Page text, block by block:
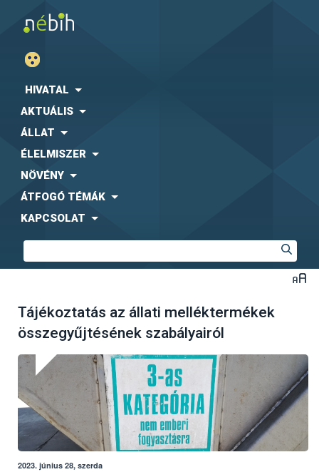
HIVATAL
AKTUÁLIS
ÁLLAT
ÉLELMISZER
NÖVÉNY
ÁTFOGÓ TÉMÁK
KAPCSOLAT
Tájékoztatás az állati melléktermékek
összegyűjtésének szabályairól
2023. június 28, szerda